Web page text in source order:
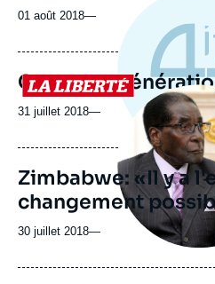
01 août 2018—
Logo
Choc des
31 juillet 2018—
Image
principale
médiatique
Zimbabwe: «Il y a
changement
30 juillet 2018—